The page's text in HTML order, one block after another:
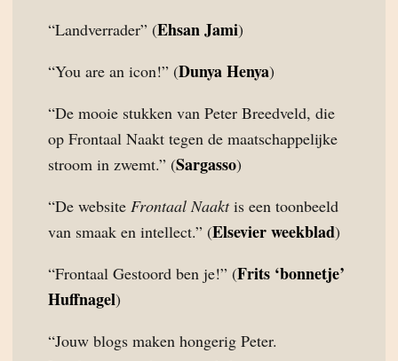
“Landverrader” (Ehsan Jami)
“You are an icon!” (Dunya Henya)
“De mooie stukken van Peter Breedveld, die
op Frontaal Naakt tegen de maatschappelijke
stroom in zwemt.” (Sargasso)
“De website Frontaal Naaktis een toonbeeld
van smaak en intellect.” (Elsevier weekblad)
“Frontaal Gestoord ben je!” (Frits ‘bonnetje’
Huffnagel)
“Jouw blogs maken hongerig Peter.